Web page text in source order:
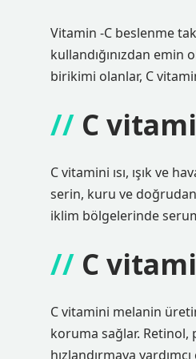
Vitamin -C beslenme
kullandığınızdan emin
birikimi olanlar, C
C
C vitamini ısı, ışık ve
serin, kuru ve doğrudan
iklim bölgelerinde
C
C vitamini melanin
koruma sağlar.
hızlandırmaya